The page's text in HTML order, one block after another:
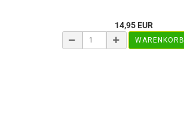
14,95 EUR
WARENKORB